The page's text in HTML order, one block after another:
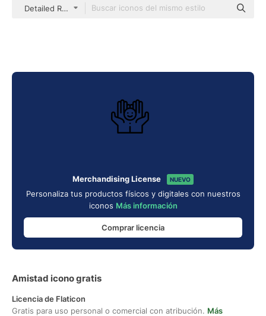
Detailed Rounded Lineal
Merchandising License NUEVO
Personaliza tus productos físicos y digitales con nuestros
iconos Más información
Comprar licencia
Amistad icono gratis
Licencia de Flaticon
Gratis para uso personal o comercial con atribución. Más